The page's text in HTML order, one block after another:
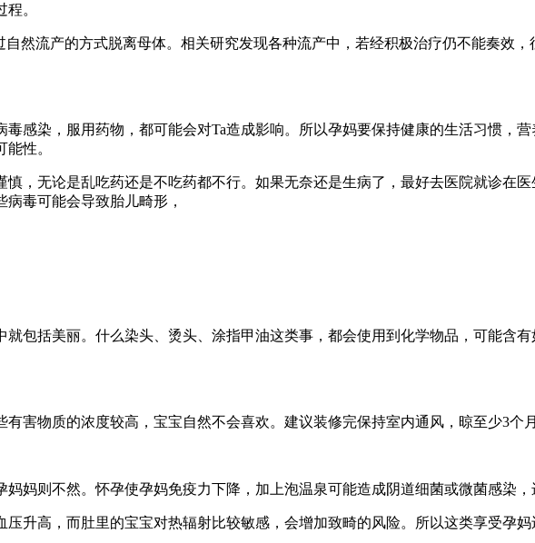
。
自然流产的方式脱离母体。相关研究发现各种流产中，若经积极治疗仍不能奏效
感染，服用药物，都可能会对Ta造成影响。所以孕妈要保持健康的生活习惯，
性。
，无论是乱吃药还是不吃药都不行。如果无奈还是生病了，最好去医院就诊在
毒可能会导致胎儿畸形，
包括美丽。什么染头、烫头、涂指甲油这类事，都会使用到化学物品，可能含
害物质的浓度较高，宝宝自然不会喜欢。建议装修完保持室内通风，晾至少3个
妈则不然。怀孕使孕妈免疫力下降，加上泡温泉可能造成阴道细菌或微菌感染，
升高，而肚里的宝宝对热辐射比较敏感，会增加致畸的风险。所以这类享受孕妈